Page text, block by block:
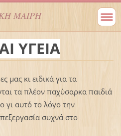
ΜΑΙΡΗ
ΥΓΕΙΑ
μας κι ειδικά για τα
τα πλέον παχύσαρκα παιδιά
γι αυτό το λόγο την
συχνά στο